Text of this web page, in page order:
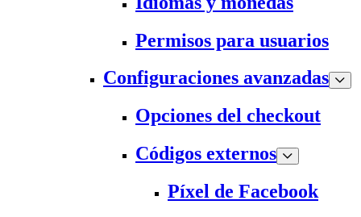
Permisos para usuarios
Configuraciones avanzadas
Opciones del checkout
Códigos externos
Píxel de Facebook